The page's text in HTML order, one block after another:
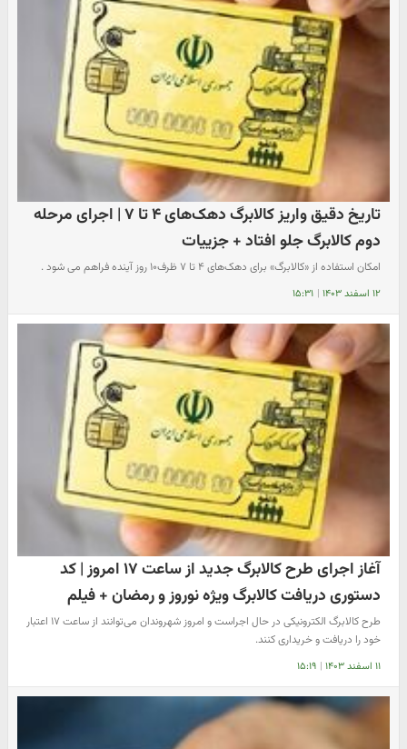
تاریخ دقیق واریز کالابرگ دهک‌های ۴ تا ۷ | اجرای مرحله
دوم کالابرگ جلو افتاد + جزییات
امکان استفاده از «کالابرگ» برای دهک‌های ۴ تا ۷ ظرف۱۰ روز آینده فراهم می شود .
۱۲ اسفند ۱۴۰۳ | ۱۵:۳۱
آغاز اجرای طرح کالابرگ جدید از ساعت ۱۷ امروز | کد
دستوری دریافت کالابرگ ویژه نوروز و رمضان + فیلم
طرح کالابرگ الکترونیکی در حال اجراست و امروز شهروندان می‌توانند از ساعت ۱۷ اعتبار
خود را دریافت و خریداری کنند.
۱۱ اسفند ۱۴۰۳ | ۱۵:۱۹